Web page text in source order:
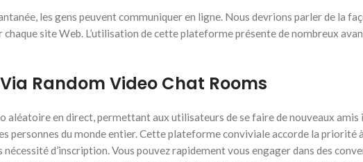
les gens peuvent communiquer en ligne. Nous devrions parler de la
chaque site Web. L’utilisation de cette plateforme présente de nombreux
Random Video Chat Rooms
aléatoire en direct, permettant aux utilisateurs de se faire de nouveaux
personnes du monde entier. Cette plateforme conviviale accorde la
d’inscription. Vous pouvez rapidement vous engager dans des